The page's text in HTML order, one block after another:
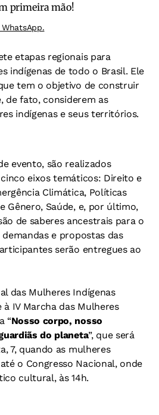
primeira mão!
etapas regionais para
indígenas de todo o Brasil. Ele
tem o objetivo de construir
de fato, considerem as
indígenas e seus territórios.
evento, são realizados
eixos temáticos: Direito e
Climática, Políticas
Gênero, Saúde, e, por último,
de saberes ancestrais para o
demandas e propostas das
serão entregues ao
das Mulheres Indígenas
IV Marcha das Mulheres
“Nosso corpo, nosso
do planeta”, que será
7, quando as mulheres
o Congresso Nacional, onde
cultural, às 14h.